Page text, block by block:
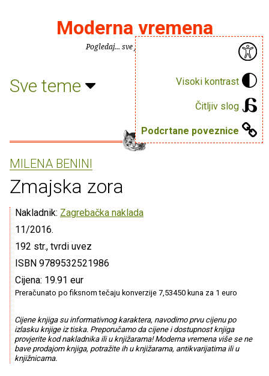
Visoki kontrast
Čitljiv slog
Podcrtane poveznice
Moderna vremena
Pogledaj... sve je puno knjiga.
Sve teme
MILENA BENINI
Zmajska zora
Nakladnik: Zagrebačka naklada
11/2016.
192 str., tvrdi uvez
ISBN 9789532521986
Cijena: 19.91 eur
Preračunato po fiksnom tečaju konverzije 7,53450 kuna za 1 euro
Cijene knjiga su informativnog karaktera, navodimo prvu cijenu po
izlasku knjige iz tiska. Preporučamo da cijene i dostupnost knjiga
provjerite kod nakladnika ili u knjižarama! Moderna vremena više se ne
bave prodajom knjiga, potražite ih u knjižarama, antikvarijatima ili u
knjižnicama.